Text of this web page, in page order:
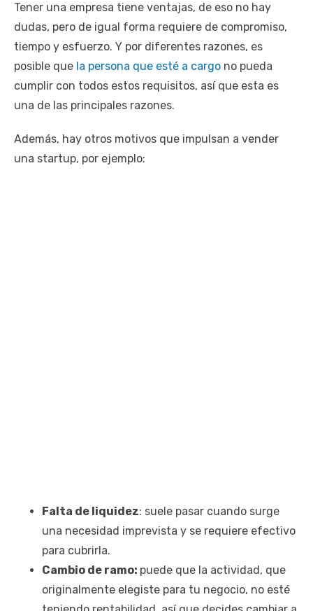
Tener una empresa tiene ventajas, de eso no hay
dudas, pero de igual forma requiere de compromiso,
tiempo y esfuerzo. Y por diferentes razones, es
posible que la persona que esté a cargo no pueda
cumplir con todos estos requisitos, así que esta es
una de las principales razones.
Además, hay otros motivos que impulsan a vender
una startup, por ejemplo:
Falta de liquidez: suele pasar cuando surge
una necesidad imprevista y se requiere efectivo
para cubrirla.
Cambio de ramo: puede que la actividad, que
originalmente elegiste para tu negocio, no esté